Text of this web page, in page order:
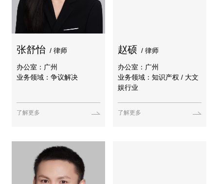
张舒怡 / 律师
办公室：广州
业务领域：争议解决
了解更多
赵硕 / 律师
办公室：广州
业务领域：知识产权 / 大文
娱行业
了解更多